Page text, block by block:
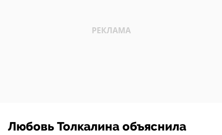
Любовь Толкалина объяснила